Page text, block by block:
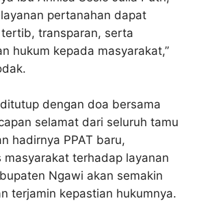
pertanahan dapat
transparan, serta
hukum kepada masyarakat,”
dengan doa bersama
selamat dari seluruh tamu
hadirnya PPAT baru,
masyarakat terhadap layanan
Ngawi akan semakin
terjamin kepastian hukumnya.